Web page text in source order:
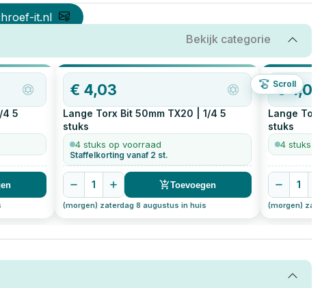
it.nl
Bekijk categorie
Scroll
4 5
€ 4,03
Lange Torx Bit 50mm TX20 | 1/4 5
stuks
4 stuks op voorraad
Staffelkorting vanaf 2 st.
1 Toevoegen
(morgen) zaterdag 8 augustus in huis
€4,03
Lange Torx
stuks
4 stuks op
1
(morgen)